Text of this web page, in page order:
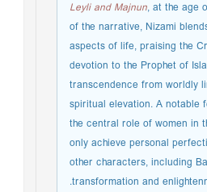
Leyli and Majnun, at the age
of the narrative, Nizami
aspects of life, praising the
devotion to the Prophet of
transcendence from worldly
spiritual elevation. A
the central role of women in
only achieve personal
other characters, including
transformation and